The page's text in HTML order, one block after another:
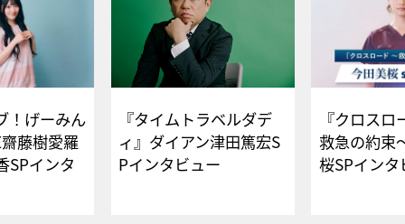
！げーみん
藤樹愛羅
SPインタ
『タイムトラベルダデ
ィ』ダイアン津田篤宏S
Pインタビュー
『クロス
救急の約束
桜SPイ